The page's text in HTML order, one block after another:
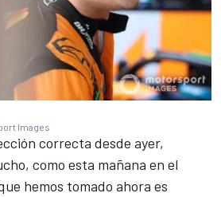
Images
correcta desde ayer,
como esta mañana en el
hemos tomado ahora es